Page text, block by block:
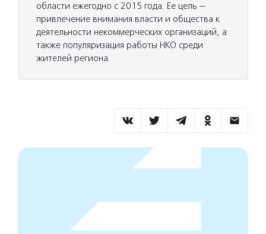
области ежегодно с 2015 года. Ее цель —
привлечение внимания власти и общества к
деятельности некоммерческих организаций, а
также популяризация работы НКО среди
жителей региона.